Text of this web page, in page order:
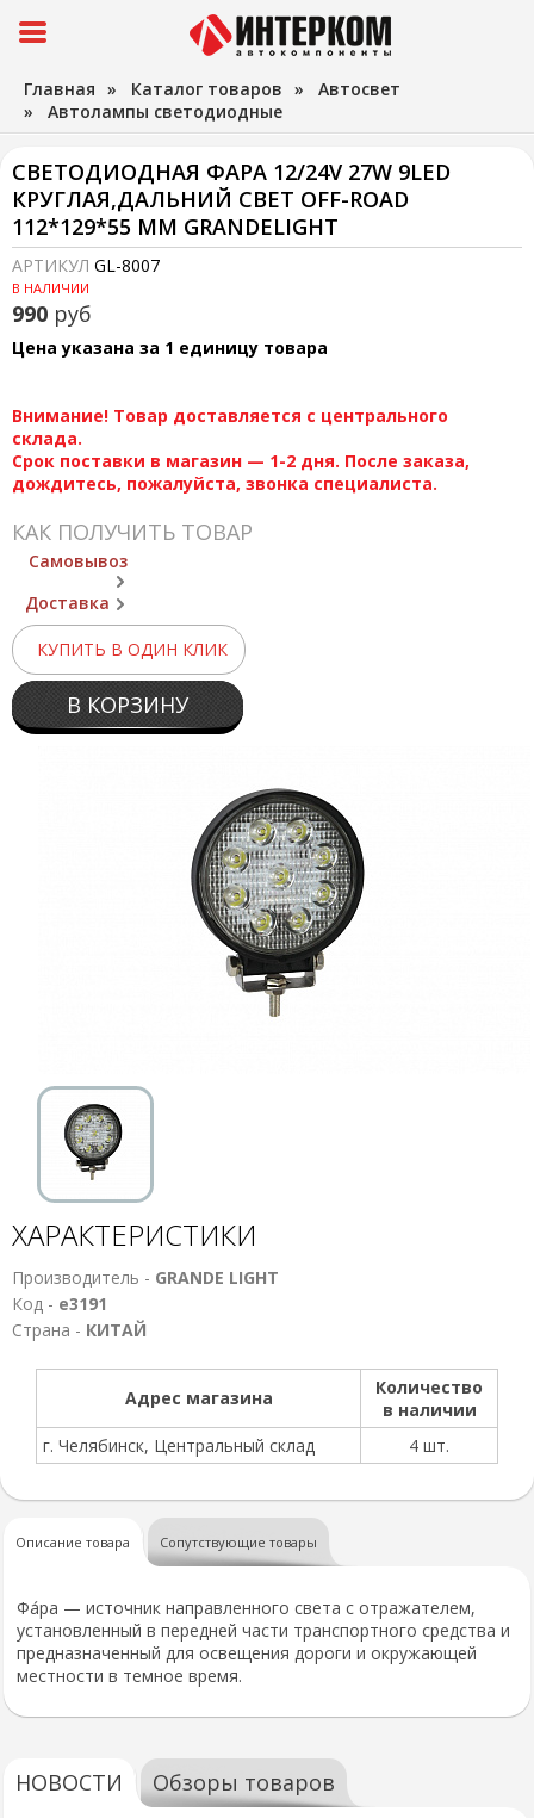
Главная » Каталог товаров » Автосвет
» Автолампы светодиодные
СВЕТОДИОДНАЯ ФАРА 12/24V 27W 9LED
КРУГЛАЯ,ДАЛЬНИЙ СВЕТ OFF-ROAD
112*129*55 ММ GRANDELIGHT
АРТИКУЛ GL-8007
В НАЛИЧИИ
990 руб
Цена указана за 1 единицу товара
Внимание! Товар доставляется с центрального
склада.
Срок поставки в магазин — 1-2 дня. После заказа,
дождитесь, пожалуйста, звонка специалиста.
КАК ПОЛУЧИТЬ ТОВАР
Самовывоз
Доставка
КУПИТЬ В ОДИН КЛИК
В КОРЗИНУ
ХАРАКТЕРИСТИКИ
Производитель - GRANDE LIGHT
Код - е3191
Страна - КИТАЙ
Адрес магазина
Количество
в наличии
г. Челябинск, Центральный склад
4 шт.
Описание товара Сопутствующие товары
Фа́ра — источник направленного света с отражателем,
установленный в передней части транспортного средства и
предназначенный для освещения дороги и окружающей
местности в темное время.
НОВОСТИ Обзоры товаров